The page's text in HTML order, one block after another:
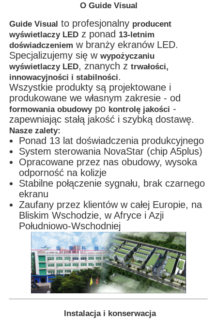
O Guide Visual
Guide Visual to profesjonalny producent
wyświetlaczy LED z ponad 13-letnim
doświadczeniem w branży ekranów LED.
Specjalizujemy się wwypożyczaniu
wyświetlaczy LED, znanych ztrwałości,
innowacyjności i stabilności.
Wszystkie produkty są projektowane i
produkowane we własnym zakresie - od
formowania obudowypo kontrolę jakości -
zapewniając stałą jakość i szybką dostawę.
Nasze zalety:
Ponad 13 lat doświadczenia produkcyjnego
System sterowania NovaStar (chip A5plus)
Opracowane przez nas obudowy, wysoka
odporność na kolizje
Stabilne połączenie sygnału, brak czarnego
ekranu
Zaufany przez klientów w całej Europie, na
Bliskim Wschodzie, w Afryce i Azji
Południowo-Wschodniej
Instalacja i konserwacja